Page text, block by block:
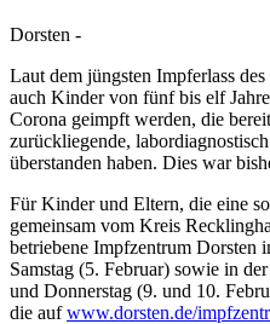
Dorsten -
Laut dem jüngsten Impferlass
auch Kinder von fünf bis elf
Corona geimpft werden, die
zurückliegende,
überstanden haben. Dies war
Für Kinder und Eltern, die eine
gemeinsam vom Kreis
betriebene Impfzentrum Dorsten
Samstag (5. Februar) sowie in
und Donnerstag (9. und 10.
die aufwww.dorsten.de/